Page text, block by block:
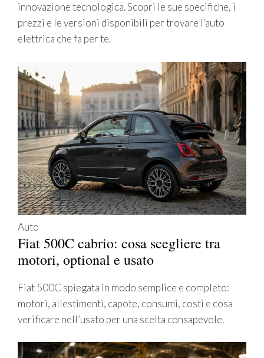
innovazione tecnologica. Scopri le sue specifiche, i
prezzi e le versioni disponibili per trovare l’auto
elettrica che fa per te.
Auto
Fiat 500C cabrio: cosa scegliere tra
motori, optional e usato
Fiat 500C spiegata in modo semplice e completo:
motori, allestimenti, capote, consumi, costi e cosa
verificare nell’usato per una scelta consapevole.